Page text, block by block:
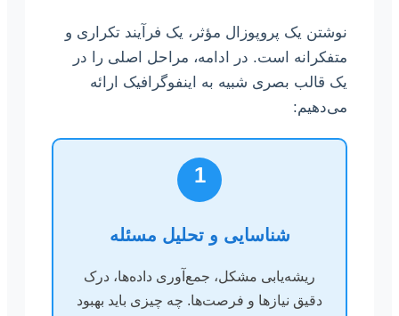
نوشتن یک پروپوزال مؤثر، یک فرآیند تکراری و
متفکرانه است. در ادامه، مراحل اصلی را در
یک قالب بصری شبیه به اینفوگرافیک ارائه
می‌دهیم:
1
شناسایی و تحلیل مسئله
ریشه‌یابی مشکل، جمع‌آوری داده‌ها، درک
دقیق نیازها و فرصت‌ها. چه چیزی باید بهبود